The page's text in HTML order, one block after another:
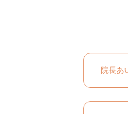
院長あ